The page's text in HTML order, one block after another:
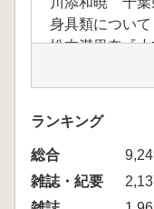
身具類について
松本満里奈『
(1015)閏6月1
伊藤実 <私の
近藤好和 『江
第(17)大嘗会(十
國下多美樹 <
しさ
川添和暁 愛知
ランキング
総合
雑誌・紀要